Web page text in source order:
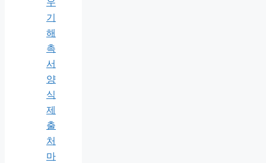
기
해
촉
서
양
식
제
출
처
마